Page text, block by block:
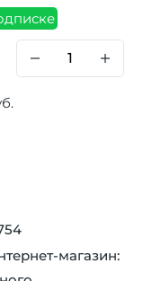
магазин: